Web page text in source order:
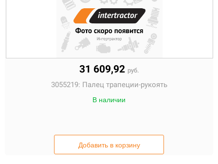
31 609,92 руб.
3055219: Палец трапеции-рукоять
В наличии
Добавить в корзину